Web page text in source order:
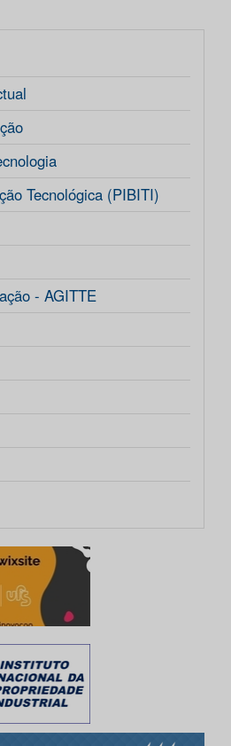
Tecnológica (PIBITI)
- AGITTE